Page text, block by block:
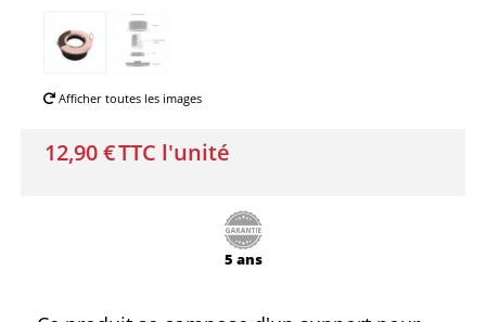
Afficher toutes les images
12,90 €TTC l'unité
5 ans